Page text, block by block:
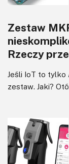
Zestaw
Rzeczy
Jeśli IoT to tylko
zestaw. Jaki?